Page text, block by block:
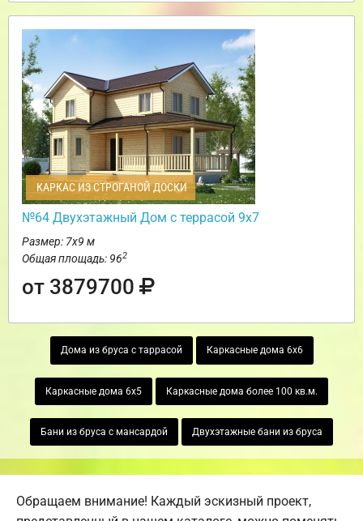
КАРКАС ИЗ СТРОГАНОЙ ДОСКИ
№64 Двухэтажный Дом с террасой 9х7
Размер: 7х9 м
Общая площадь: 962
от 3879700
Дома из бруса с таррасой Каркасные дома 6х6
Каркасные дома 6х5 Каркасные дома более 100 кв.м.
Бани из бруса с мансардой Двухэтажные бани из бруса
Обращаем внимание! Каждый эскизный проект,